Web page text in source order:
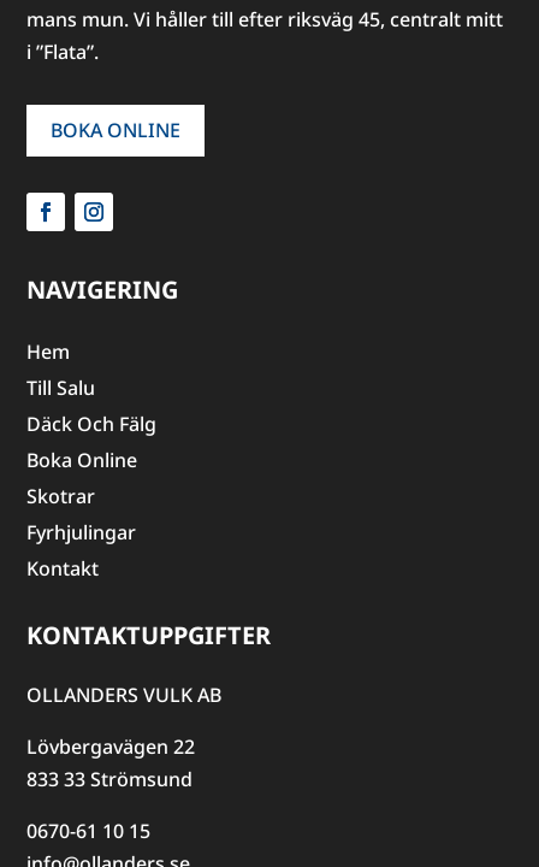
mans mun. Vi håller till efter riksväg 45, centralt mitt
i ”Flata”.
BOKA ONLINE
NAVIGERING
Hem
Till Salu
Däck Och Fälg
Boka Online
Skotrar
Fyrhjulingar
Kontakt
KONTAKTUPPGIFTER
OLLANDERS VULK AB
Lövbergavägen 22
833 33 Strömsund
0670-61 10 15